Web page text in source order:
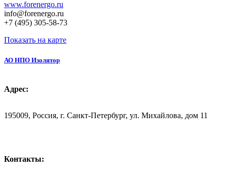
www.forenergo.ru
info@forenergo.ru
+7 (495) 305-58-73
Показать на карте
АО НПО Изолятор
Адрес:
195009, Россия, г. Санкт-Петербург, ул. Михайлова, дом 11
Контакты: